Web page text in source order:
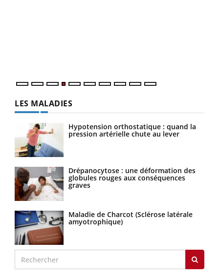
LES MALADIES
Hypotension orthostatique : quand la
pression artérielle chute au lever
Drépanocytose : une déformation des
globules rouges aux conséquences
graves
Maladie de Charcot (Sclérose latérale
amyotrophique)